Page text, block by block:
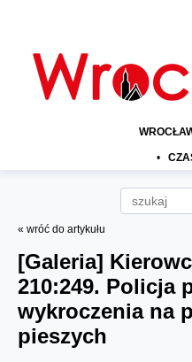
•
« wróć do artykułu
[Galeria]
210:249. Policja
wykroczenia na
pieszych